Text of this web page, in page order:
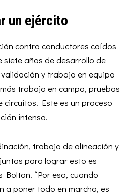
un ejército
contra conductores caídos
siete años de desarrollo de
y trabajo en equipo
trabajo en campo, pruebas
circuitos. Este es un proceso
intensa.
trabajo de alineación y
para lograr esto es
Bolton. “Por eso, cuando
a poner todo en marcha, es